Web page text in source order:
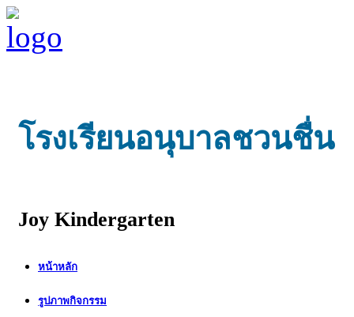
โรงเรียนอนุบาลชวนชื่น
Joy Kindergarten
หน้าหลัก
รูปภาพกิจกรรม